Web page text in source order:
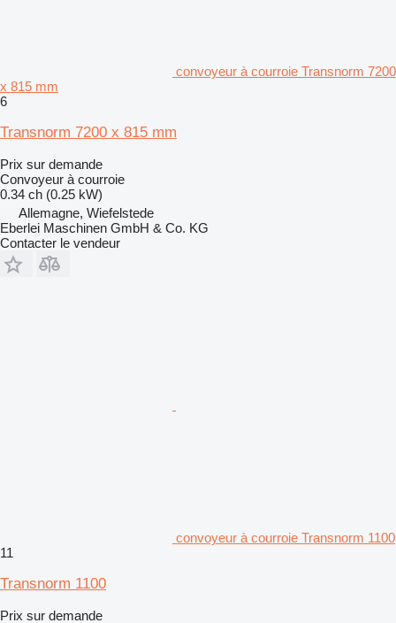
convoyeur à courroie Transnorm 7200
x 815 mm
6
Transnorm 7200 x 815 mm
Prix sur demande
Convoyeur à courroie
0.34 ch (0.25 kW)
Allemagne, Wiefelstede
Eberlei Maschinen GmbH & Co. KG
Contacter le vendeur
convoyeur à courroie Transnorm 1100
11
Transnorm 1100
Prix sur demande